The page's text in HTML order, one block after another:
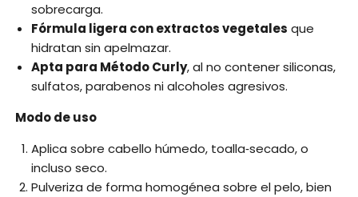
sobrecarga.
Fórmula ligera con extractos vegetales que
hidratan sin apelmazar.
Apta para Método Curly, al no contener siliconas,
sulfatos, parabenos ni alcoholes agresivos.
Modo de uso
Aplica sobre cabello húmedo, toalla‑secado, o
incluso seco.
Pulveriza de forma homogénea sobre el pelo, bien